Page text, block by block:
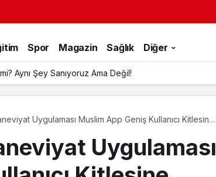
Spor Magazin Sağlık Diğer
Aynı Şey Sanıyoruz Ama Değil!
Uygulaması Muslim App Geniş Kullanıcı Kitlesine
Uygulaması